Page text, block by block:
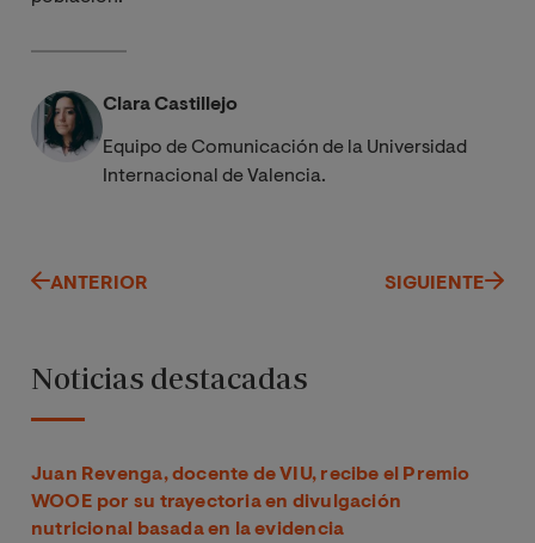
Clara Castillejo
Equipo de Comunicación de la Universidad
Internacional de Valencia.
ANTERIOR SIGUIENTE
Noticias destacadas
Juan Revenga, docente de VIU, recibe el Premio
WOOE por su trayectoria en divulgación
nutricional basada en la evidencia